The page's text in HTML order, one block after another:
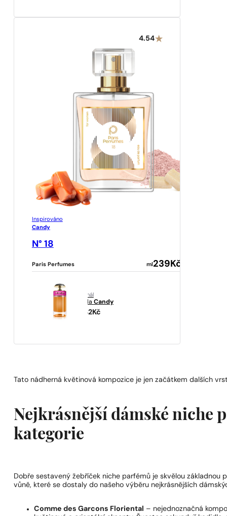
4.54
Inspirováno
Candy
N° 18
Paris Perfumes ml 239 Kč
originál
Prada Candy
2342Kč
Tato nádherná květinová kompozice je jen začátkem dalších
Nejkrásnější dámské niche
kategorie
Dobře sestavený žebříček niche parfémů je skvělou
vůně, které se dostaly do našeho výběru nejkrásnějších
Comme des Garcons Floriental – nejednoznačná